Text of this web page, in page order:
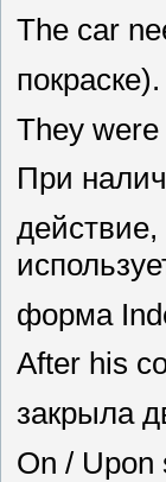
The car
покраске).
They
При
форма
After his
закрыла
On / Upon